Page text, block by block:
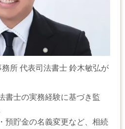
所 代表司法書士 鈴木敏弘が
書士の実務経験に基づき監
預貯金の名義変更など、相続